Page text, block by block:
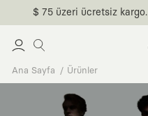
$ 75 üzeri ücretsiz
Ana Sayfa Ürünler